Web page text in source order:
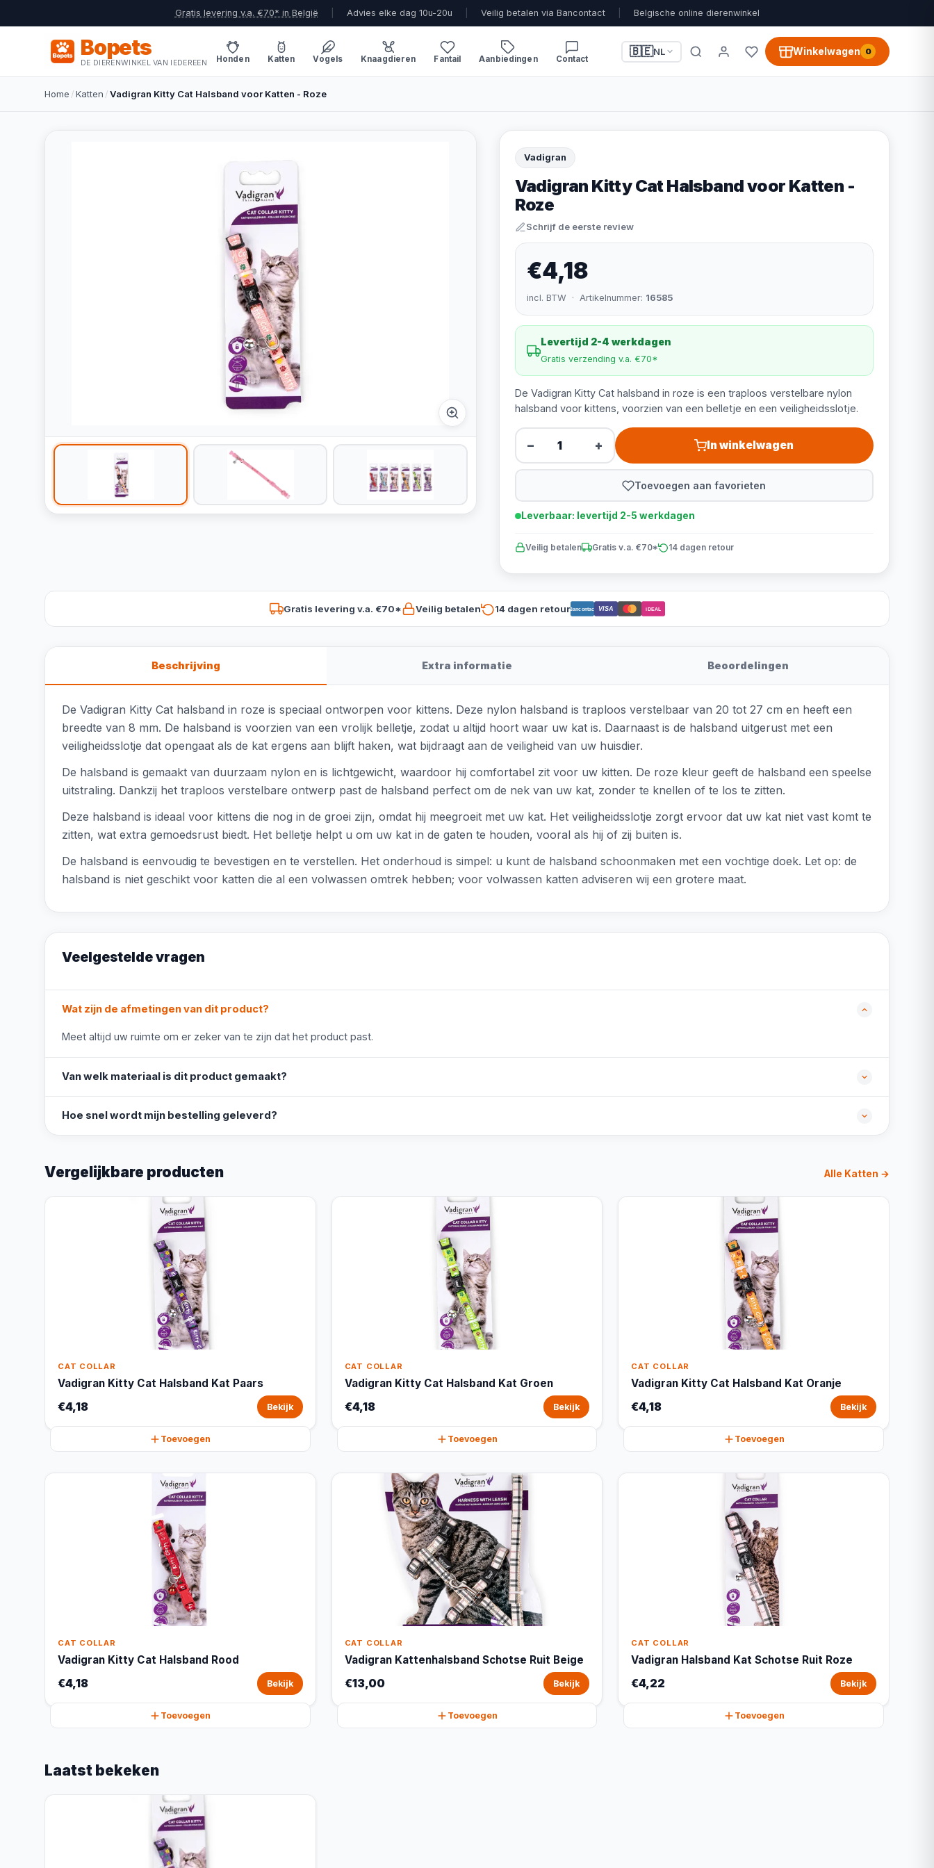
Gratis levering v.a. €70* in België Advies elke dag 10u-20u Veilig betalen via Bancontact Belgische online dierenwinkel
Bopets
DE DIERENWINKEL VAN IEDEREEN Honden Katten Vogels Knaagdieren Fantail Aanbiedingen Contact
🇧🇪NL Winkelwagen 0
Home /Katten /Vadigran Kitty Cat Halsband voor Katten - Roze
Vadigran
Vadigran Kitty Cat Halsband voor Katten -
Roze
Schrijf de eerste review
€4,18
incl. BTW · Artikelnummer: 16585
Levertijd 2-4 werkdagen
Gratis verzending v.a. €70*
De Vadigran Kitty Cat halsband in roze is een traploos verstelbare nylon
halsband voor kittens, voorzien van een belletje en een veiligheidsslotje.
− + In winkelwagen
Toevoegen aan favorieten
Leverbaar: levertijd 2-5 werkdagen
Veilig betalen Gratis v.a. €70* 14 dagen retour
Gratis levering v.a. €70* Veilig betalen 14 dagen retourBancontact VISA iDEAL
Beschrijving Extra informatie Beoordelingen
De Vadigran Kitty Cat halsband in roze is speciaal ontworpen voor kittens. Deze nylon halsband is traploos verstelbaar van 20 tot 27 cm en heeft een
breedte van 8 mm. De halsband is voorzien van een vrolijk belletje, zodat u altijd hoort waar uw kat is. Daarnaast is de halsband uitgerust met een
veiligheidsslotje dat opengaat als de kat ergens aan blijft haken, wat bijdraagt aan de veiligheid van uw huisdier.
De halsband is gemaakt van duurzaam nylon en is lichtgewicht, waardoor hij comfortabel zit voor uw kitten. De roze kleur geeft de halsband een speelse
uitstraling. Dankzij het traploos verstelbare ontwerp past de halsband perfect om de nek van uw kat, zonder te knellen of te los te zitten.
Deze halsband is ideaal voor kittens die nog in de groei zijn, omdat hij meegroeit met uw kat. Het veiligheidsslotje zorgt ervoor dat uw kat niet vast komt te
zitten, wat extra gemoedsrust biedt. Het belletje helpt u om uw kat in de gaten te houden, vooral als hij of zij buiten is.
De halsband is eenvoudig te bevestigen en te verstellen. Het onderhoud is simpel: u kunt de halsband schoonmaken met een vochtige doek. Let op: de
halsband is niet geschikt voor katten die al een volwassen omtrek hebben; voor volwassen katten adviseren wij een grotere maat.
Veelgestelde vragen
Wat zijn de afmetingen van dit product?
Meet altijd uw ruimte om er zeker van te zijn dat het product past.
Van welk materiaal is dit product gemaakt?
Hoe snel wordt mijn bestelling geleverd?
Vergelijkbare producten Alle Katten →
CAT COLLAR
Vadigran Kitty Cat Halsband Kat Paars
€4,18 Bekijk
Toevoegen
CAT COLLAR
Vadigran Kitty Cat Halsband Kat Groen
€4,18 Bekijk
Toevoegen
CAT COLLAR
Vadigran Kitty Cat Halsband Kat Oranje
€4,18 Bekijk
Toevoegen
CAT COLLAR
Vadigran Kitty Cat Halsband Rood
€4,18 Bekijk
Toevoegen
CAT COLLAR
Vadigran Kattenhalsband Schotse Ruit Beige
€13,00 Bekijk
Toevoegen
CAT COLLAR
Vadigran Halsband Kat Schotse Ruit Roze
€4,22 Bekijk
Toevoegen
Laatst bekeken